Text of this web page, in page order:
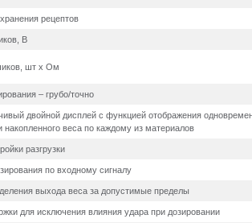
рецептов
В
шт х Ом
– грубо/точно
двойной дисплей с функцией отображения
накопленного веса по каждому из материалов
разгрузки
по входному сигналу
выхода веса за допустимые пределы
для исключения влияния удара при дозировании